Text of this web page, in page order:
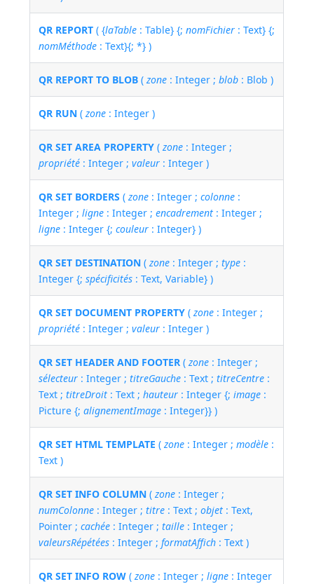
QR REPORT ( {laTable : Table} {;nomFichier : Text} {;
nomMéthode : Text}{; *} )
QR REPORT TO BLOB (zone : Integer ;blob : Blob )
QR RUN (zone : Integer )
QR SET AREA PROPERTY (zone : Integer ;
propriété : Integer ;valeur : Integer )
QR SET BORDERS (zone : Integer ;colonne :
Integer ;ligne : Integer ;encadrement : Integer ;
ligne : Integer {;couleur : Integer} )
QR SET DESTINATION (zone : Integer ;type :
Integer {;spécificités : Text, Variable} )
QR SET DOCUMENT PROPERTY (zone : Integer ;
propriété : Integer ;valeur : Integer )
QR SET HEADER AND FOOTER (zone : Integer ;
sélecteur : Integer ;titreGauche : Text ;titreCentre :
Text ;titreDroit : Text ;hauteur : Integer {;image :
Picture {;alignementImage : Integer}} )
QR SET HTML TEMPLATE (zone : Integer ;modèle :
Text )
QR SET INFO COLUMN (zone : Integer ;
numColonne : Integer ;titre : Text ;objet : Text,
Pointer ;cachée : Integer ;taille : Integer ;
valeursRépétées : Integer ;formatAffich : Text )
QR SET INFO ROW (zone : Integer ;ligne : Integer